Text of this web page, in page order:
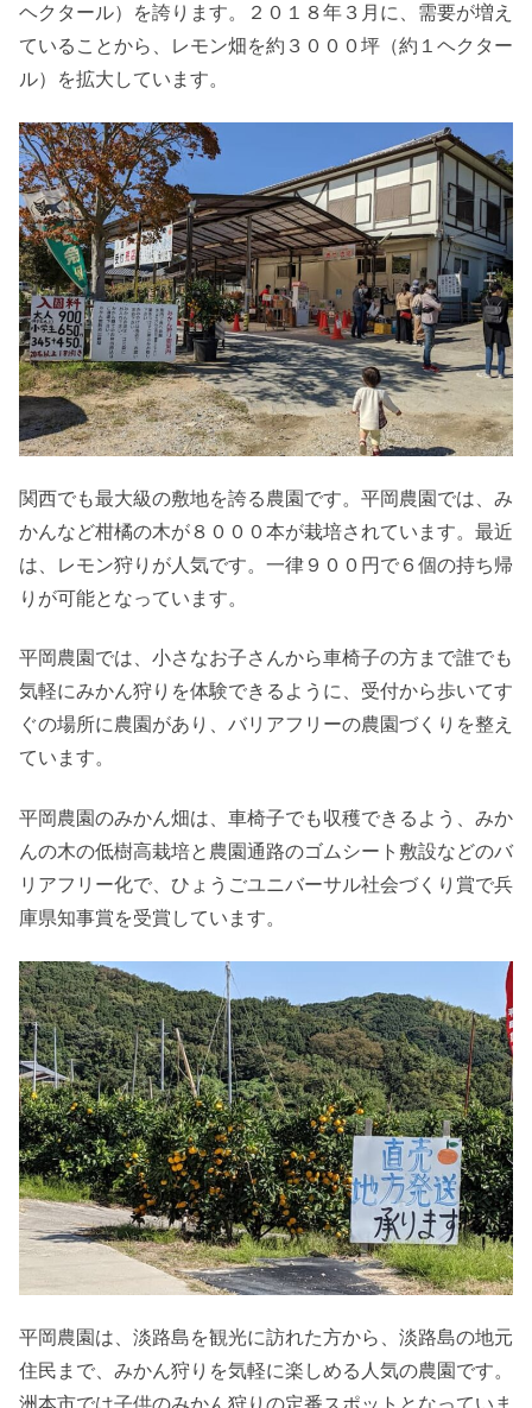
ヘクタール）を誇ります。２０１８年３月に、需要が増え
ていることから、レモン畑を約３０００坪（約１ヘクター
ル）を拡大しています。
関西でも最大級の敷地を誇る農園です。平岡農園では、み
かんなど柑橘の木が８０００本が栽培されています。最近
は、レモン狩りが人気です。一律９００円で６個の持ち帰
りが可能となっています。
平岡農園では、小さなお子さんから車椅子の方まで誰でも
気軽にみかん狩りを体験できるように、受付から歩いてす
ぐの場所に農園があり、バリアフリーの農園づくりを整え
ています。
平岡農園のみかん畑は、車椅子でも収穫できるよう、みか
んの木の低樹高栽培と農園通路のゴムシート敷設などのバ
リアフリー化で、ひょうごユニバーサル社会づくり賞で兵
庫県知事賞を受賞しています。
平岡農園は、淡路島を観光に訪れた方から、淡路島の地元
住民まで、みかん狩りを気軽に楽しめる人気の農園です。